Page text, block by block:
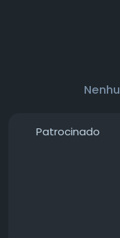
Patrocinado